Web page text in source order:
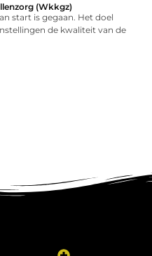
(Wkkgz)
start is gegaan. Het doel
de kwaliteit van de